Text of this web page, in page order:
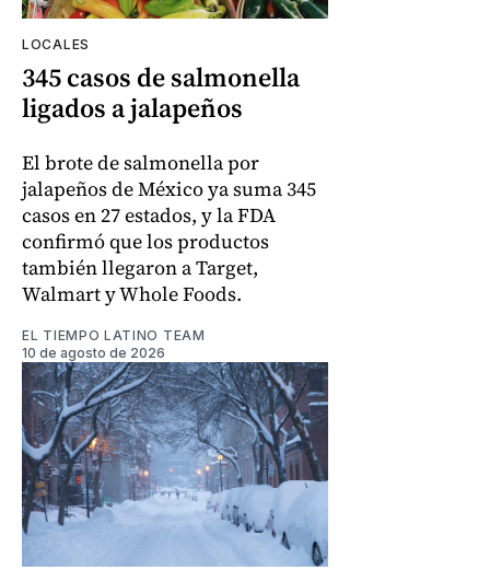
LOCALES
345 casos de salmonella
ligados a jalapeños
El brote de salmonella por
jalapeños de México ya suma 345
casos en 27 estados, y la FDA
confirmó que los productos
también llegaron a Target,
Walmart y Whole Foods.
EL TIEMPO LATINO TEAM
10 de agosto de 2026